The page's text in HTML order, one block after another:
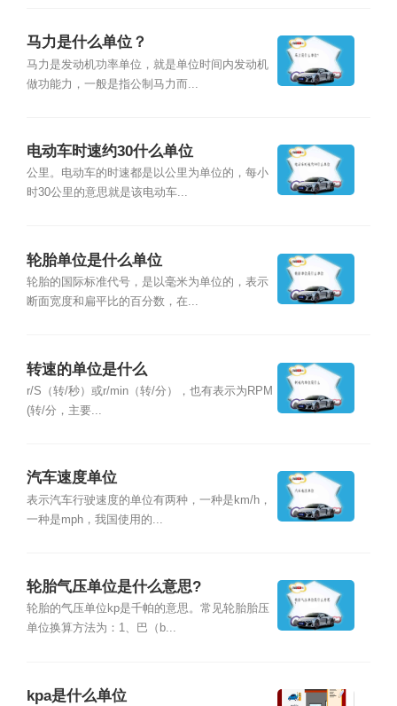
马力是什么单位？
马力是发动机功率单位，就是单位时间内发动机
做功能力，一般是指公制马力而...
电动车时速约30什么单位
公里。电动车的时速都是以公里为单位的，每小
时30公里的意思就是该电动车...
轮胎单位是什么单位
轮胎的国际标准代号，是以毫米为单位的，表示
断面宽度和扁平比的百分数，在...
转速的单位是什么
r/S（转/秒）或r/min（转/分），也有表示为RPM
(转/分，主要...
汽车速度单位
表示汽车行驶速度的单位有两种，一种是km/h，
一种是mph，我国使用的...
轮胎气压单位是什么意思?
轮胎的气压单位kp是千帕的意思。常见轮胎胎压
单位换算方法为：1、巴（b...
kpa是什么单位